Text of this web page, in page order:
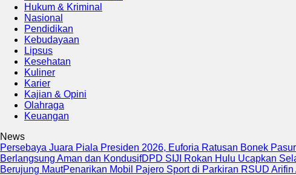
Hukum & Kriminal
Nasional
Pendidikan
Kebudayaan
Lipsus
Kesehatan
Kuliner
Karier
Kajian & Opini
Olahraga
Keuangan
News
Persebaya Juara Piala Presiden 2026, Euforia Ratusan Bonek
Berlangsung Aman dan KondusifDPD SIJI Rokan Hulu Ucapkan
Berujung MautPenarikan Mobil Pajero Sport di Parkiran RSUD